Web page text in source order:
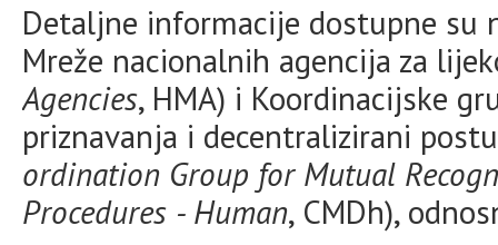
Detaljne informacije dostupne su
Mreže nacionalnih agencija za
Agencies, HMA) i Koordinacijske
priznavanja i decentralizirani
ordination Group for Mutual
Procedures - Human, CMDh),